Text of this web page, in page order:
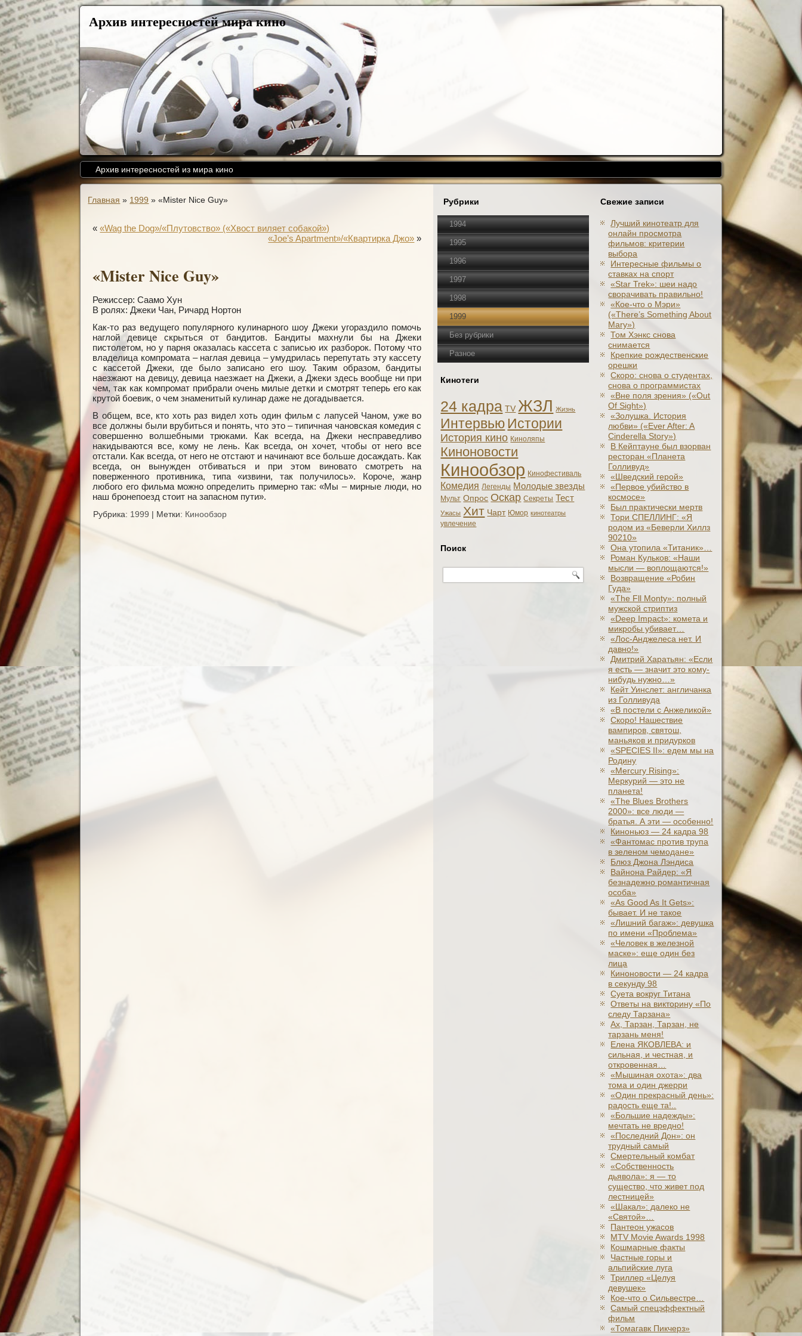
Архив интересностей мира кино
Архив интересностей из мира кино
Главная » 1999 »«Mister Nice Guy»
««Wag the Dog»/«Плутовство» («Хвост виляет собакой»)
«Joe’s Apartment»/«Квартирка Джо» »
«Mister Nice Guy»
Режиссер: Саамо Хун
В ролях: Джеки Чан, Ричард Нортон
Как-то раз ведущего популярного кулинарного шоу Джеки угораздило помочь
наглой девице скрыться от бандитов. Бандиты махнули бы на Джеки
пистолетом, но у парня оказалась кассета с записью их разборок. Потому что
владелица компромата – наглая девица – умудрилась перепутать эту кассету
с кассетой Джеки, где было записано его шоу. Таким образом, бандиты
наезжают на девицу, девица наезжает на Джеки, а Джеки здесь вообще ни при
чем, так как компромат прибрали очень милые детки и смотрят теперь его как
крутой боевик, о чем знаменитый кулинар даже не догадывается.
В общем, все, кто хоть раз видел хоть один фильм с лапусей Чаном, уже во
все должны были врубиться и понять, что это – типичная чановская комедия с
совершенно волшебными трюками. Как всегда, на Джеки несправедливо
накидываются все, кому не лень. Как всегда, он хочет, чтобы от него все
отстали. Как всегда, от него не отстают и начинают все больше досаждать. Как
всегда, он вынужден отбиваться и при этом виновато смотреть на
поверженного противника, типа «извини, так получилось». Короче, жанр
любого его фильма можно определить примерно так: «Мы – мирные люди, но
наш бронепоезд стоит на запасном пути».
Рубрика: 1999 | Метки: Кинообзор
Рубрики
1994
1995
1996
1997
1998
1999
Без рубрики
Разное
Кинотеги
24 кадра TV ЖЗЛ Жизнь
Интервью Истории
История кино Киноляпы
Киноновости
Кинообзор Кинофестиваль
Комедия Легенды Молодые звезды
Мульт Опрос Оскар Секреты Тест
Ужасы Хит Чарт Юмор кинотеатры
увлечение
Поиск
Свежие записи
Лучший кинотеатр для
онлайн просмотра
фильмов: критерии
выбора
Интересные фильмы о
ставках на спорт
«Star Trek»: шеи надо
сворачивать правильно!
«Кое-что о Мэри»
(«There’s Something About
Mary»)
Том Хэнкс снова
снимается
Крепкие рождественские
орешки
Скоро: снова о студентах,
снова о программистах
«Вне поля зрения» («Out
Of Sight»)
«Золушка. История
любви» («Ever After: A
Cinderеlla Story»)
В Кейптауне был взорван
ресторан «Планета
Голливуд»
«Шведский герой»
«Первое убийство в
космосе»
Был практически мертв
Тори СПЕЛЛИНГ: «Я
родом из «Беверли Хиллз
90210»
Она утопила «Титаник»…
Роман Кульков: «Наши
мысли — воплощаются!»
Возвращение «Робин
Гуда»
«The Fll Monty»: полный
мужской стриптиз
«Deep Impact»: комета и
микробы убивает…
«Лос-Анджелеса нет. И
давно!»
Дмитрий Харатьян: «Если
я есть — значит это кому-
нибудь нужно…»
Кейт Уинслет: англичанка
из Голливуда
«В постели с Анжеликой»
Скоро! Нашествие
вампиров, святош,
маньяков и придурков
«SPECIES II»: едем мы на
Родину
«Mercury Rising»:
Меркурий — это не
планета!
«The Blues Brothers
2000»: все люди —
братья. А эти — особенно!
Киноньюз — 24 кадра 98
«Фантомас против трупа
в зеленом чемодане»
Блюз Джона Лэндиса
Вайнона Райдер: «Я
безнадежно романтичная
особа»
«As Good As It Gets»:
бывает. И не такое
«Лишний багаж»: девушка
по имени «Проблема»
«Человек в железной
маске»: еще один без
лица
Киноновости — 24 кадра
в секунду 98
Суета вокруг Титана
Ответы на викторину «По
следу Тарзана»
Ах, Тарзан, Тарзан, не
тарзань меня!
Елена ЯКОВЛЕВА: и
сильная, и честная, и
откровенная…
«Мышиная охота»: два
тома и один джерри
«Один прекрасный день»:
радость еще та!..
«Большие надежды»:
мечтать не вредно!
«Последний Дон»: он
трудный самый
Смертельный комбат
«Собственность
дьявола»: я — то
существо, что живет под
лестницей»
«Шакал»: далеко не
«Святой»…
Пантеон ужасов
MTV Movie Awards 1998
Кошмарные факты
Частные горы и
альпийские луга
Триллер «Целуя
девушек»
Кое-что о Сильвестре…
Самый спецэффектный
фильм
«Томагавк Пикчерз»